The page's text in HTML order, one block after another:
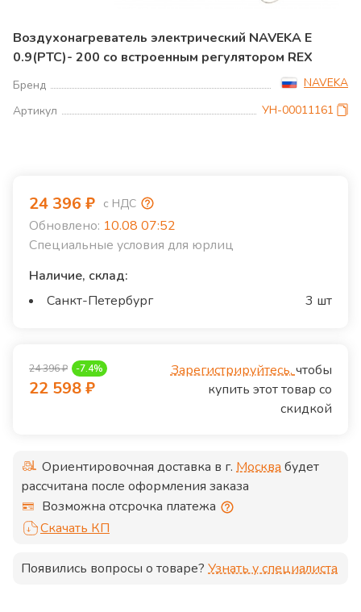
Воздухонагреватель электрический NAVEKA E
0.9(PTC)- 200 со встроенным регулятором REX
Бренд
NAVEKA
Артикул
УН-00011161
24 396 ₽ с НДС
Обновлено: 10.08 07:52
Специальные условия для юрлиц
Наличие, склад:
Санкт-Петербург
3 шт
24 396₽ -7.4%
22 598₽
Зарегистрируйтесь,чтобы
купить этот товар со
скидкой
Ориентировочная доставка в г. Москвабудет
рассчитана после оформления заказа
Возможна отсрочка платежа
Скачать КП
Появились вопросы о товаре? Узнать у специалиста